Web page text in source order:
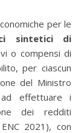
per le
sintetici di
o compensi di
per ciascun
del Ministro
effettuare i
dei redditi
2021), con